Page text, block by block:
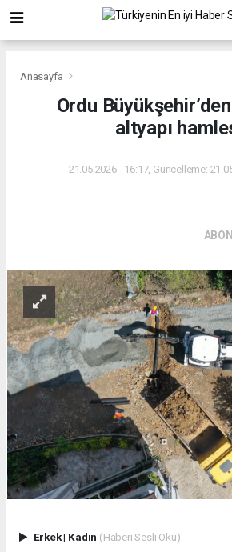
Anasayfa
Ordu
altyapı
21.05.2026 - 16:17, Güncelleme:
Erkek| Kadın (Haberi Sesli Oku)